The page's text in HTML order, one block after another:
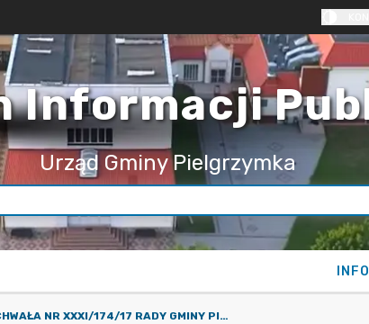
Informacji
Urząd Gminy Pielgrzymka
UCHWAŁA NR XXXI/174/17 RADY GMINY PIELGRZYMKA Z DNIA 31 MARCA 2017 R. W SPRAWIE OKREŚLENIA KRYTERIÓW REKRUTACJI DO PUBLICZNYCH SZKÓŁ PODSTAWOWYCH, DLA KTÓRYCH ORGANEM PROWADZĄCYM JEST GMINA PIELGRZYMKA